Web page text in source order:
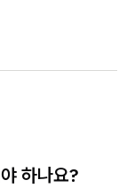
하나요?